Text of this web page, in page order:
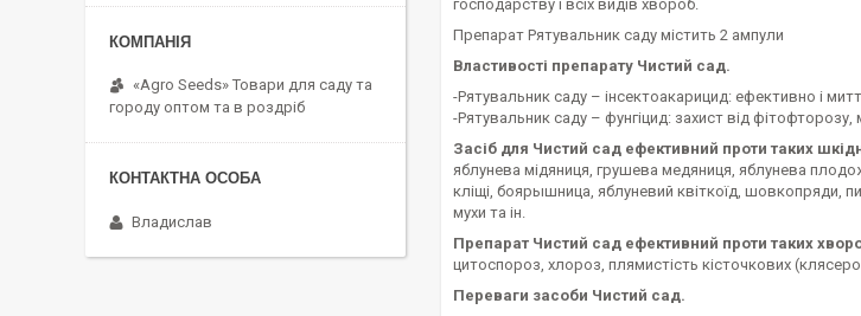
господарству і всіх видів хвороб.
Препарат Рятувальник саду містить 2 ампули
Властивості препарату Чистий сад.
-Рятувальник саду – інсектоакарицид: ефективно і
-Рятувальник саду – фунгіцид: захист від
Засіб для Чистий сад ефективний проти таких
яблунева мідяниця, грушева медяниця, яблунева
кліщі, боярышница, яблуневий квіткоїд, шовкопряди,
мухи та ін.
Препарат Чистий сад ефективний проти таких
цитоспороз, хлороз, плямистість кісточкових
Переваги засоби Чистий сад.
«Agro Seeds» Товари для саду та
городу оптом та в роздріб
Владислав